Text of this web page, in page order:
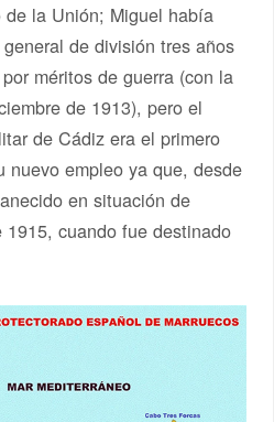
la Unión; Miguel había
de división tres años
méritos de guerra (con la
de 1913), pero el
de Cádiz era el primero
nuevo empleo ya que, desde
en situación de
cuando fue destinado